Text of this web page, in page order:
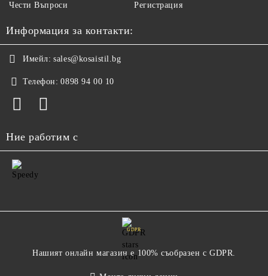
Чести Въпроси Регистрация
Информация за контакти:
Имейл: sales@kosaistil.bg
Телефон: 0898 94 00 10
Ние работим с
GDPR
Нашият онлайн магазин е 100% съобразен с GDPR.